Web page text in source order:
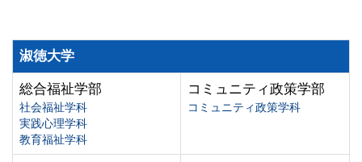
淑徳大学
総合福祉学部
社会福祉学科
実践心理学科
教育福祉学科
コミュニティ政策学部
コミュニティ政策学科